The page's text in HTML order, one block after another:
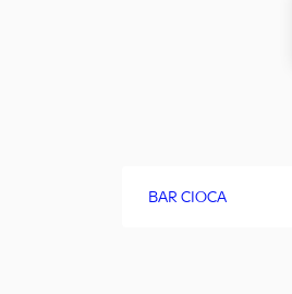
BAR CIOCA